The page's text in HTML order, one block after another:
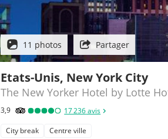
11 photos Partager
Etats-Unis, New York City
The New Yorker Hotel by Lotte
3,9 17 236avis
City break Centre ville